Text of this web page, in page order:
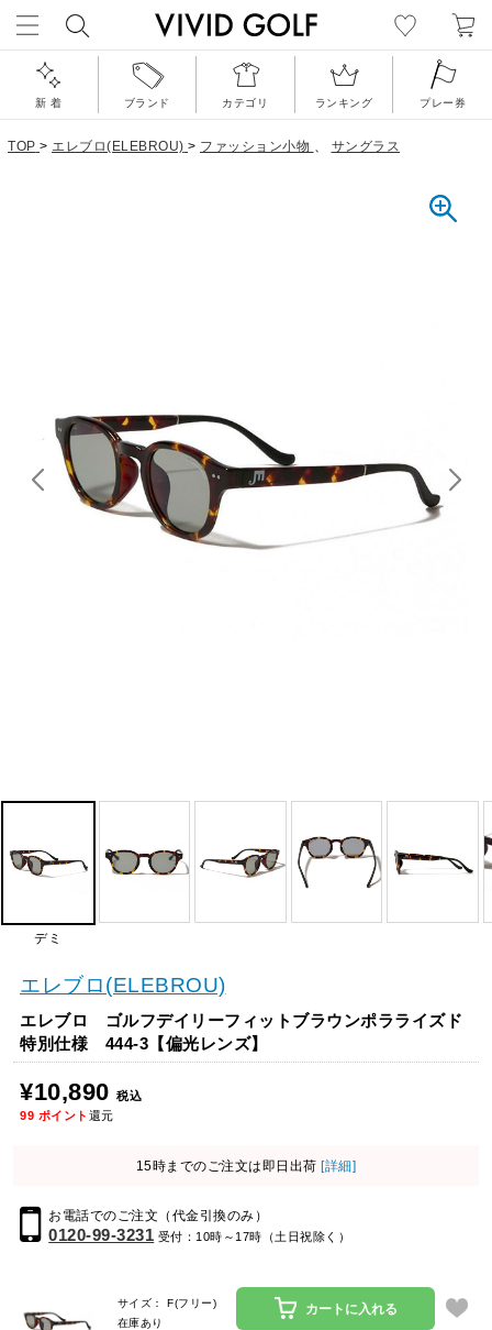
新 着 ブランド カテゴリ ランキング プレー券
TOP > エレブロ(ELEBROU) > ファッション小物 、 サングラス
デミ
エレブロ(ELEBROU)
エレブロ ゴルフデイリーフィットブラウンポラライズド
特別仕様 444-3【偏光レンズ】
¥10,890 税込
99 ポイント 還元
15時までのご注文は即日出荷 [詳細]
お電話でのご注文（代金引換のみ）
0120-99-3231 受付：10時～17時（土日祝除く）
サイズ： F(フリー)
在庫あり
カートに入れる